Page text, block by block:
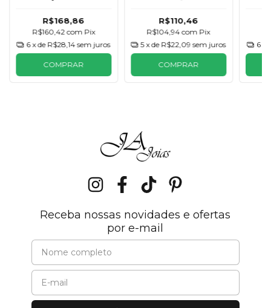
R$168,86
R$160,42com Pix
6 x de R$28,14 sem juros
COMPRAR
R$110,46
R$104,94com Pix
5 x de R$22,09 sem juros
COMPRAR
6
Receba nossas novidades e ofertas
por e-mail